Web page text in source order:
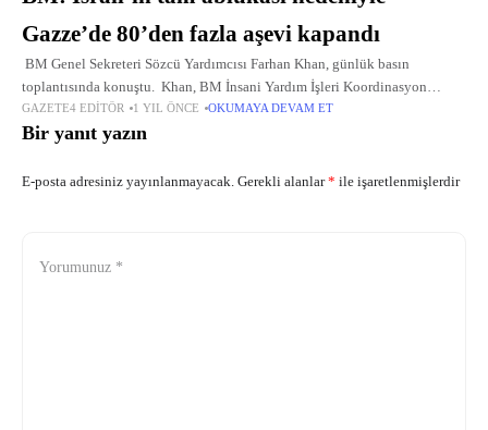
Gazze’de 80’den fazla aşevi kapandı
BM Genel Sekreteri Sözcü Yardımcısı Farhan Khan, günlük basın
toplantısında konuştu. Khan, BM İnsani Yardım İşleri Koordinasyon
Ofisinin (OCHA), İsrail tarafından uygulanan tam abluka nedeniyle
Gazze'ye insani yardım
GAZETE4 EDITÖR 1 YIL ÖNCE OKUMAYA DEVAM ET
Bir yanıt yazın
E-posta adresiniz yayınlanmayacak. Gerekli alanlar* ile işaretlenmişlerdir